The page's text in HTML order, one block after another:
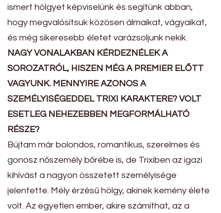
ismert hölgyet képviselünk és segítünk abban,
hogy megvalósítsuk közösen álmaikat, vágyaikat,
és még sikeresebb életet varázsoljunk nekik.
NAGY VONALAKBAN KÉRDEZNÉLEK A
SOROZATRÓL, HISZEN MÉG A PREMIER ELŐTT
VAGYUNK. MENNYIRE AZONOS A
SZEMÉLYISÉGEDDEL TRIXI KARAKTERE? VOLT
ESETLEG NEHEZEBBEN MEGFORMÁLHATÓ
RÉSZE?
Bújtam már bolondos, romantikus, szerelmes és
gonosz nőszemély bőrébe is, de Trixiben az igazi
kihívást a nagyon összetett személyisége
jelentette. Mély érzésű hölgy, akinek kemény élete
volt. Az egyetlen ember, akire számíthat, az a